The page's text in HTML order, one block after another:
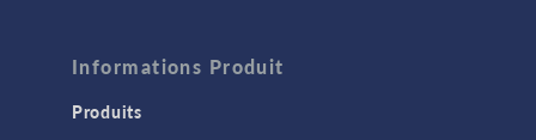
Informations Produit
Produits